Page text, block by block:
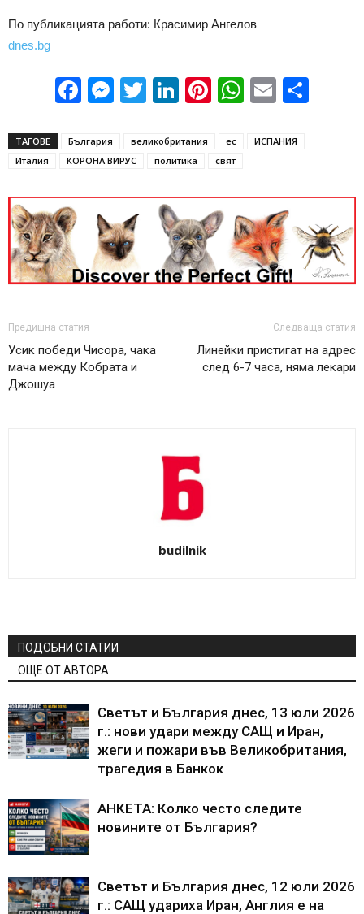
По публикацията работи: Красимир Ангелов
dnes.bg
Facebook
Messenger
Twitter
LinkedIn
Pinterest
WhatsApp
Email
ТАГОВЕ България великобритания ес
ИСПАНИЯ
Италия
КОРОНА ВИРУС политика свят
Предишна статия
Усик победи Чисора, чака
мача между Кобрата и
Джошуа
Следваща статия
Линейки пристигат на адрес
след 6-7 часа, няма лекари
budilnik
ПОДОБНИ СТАТИИ
ОЩЕ ОТ АВТОРА
Светът и България днес, 13 юли 2026
г.: нови удари между САЩ и Иран,
жеги и пожари във Великобритания,
трагедия в Банкок
АНКЕТА: Колко често следите
новините от България?
Светът и България днес, 12 юли 2026
г.: САЩ удариха Иран, Англия е на